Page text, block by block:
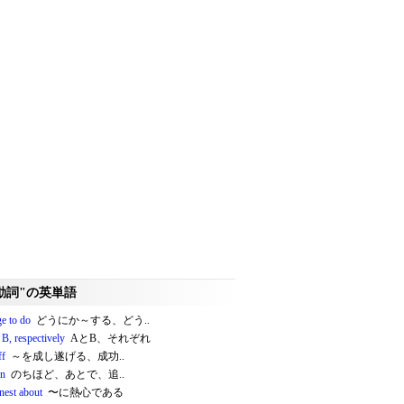
詞"の英単語
to do どうにか～する、どう..
respectively AとB、それぞれ
～を成し遂げる、成功..
のちほど、あとで、追..
about〜に熱心である